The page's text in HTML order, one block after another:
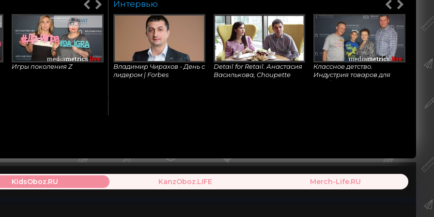
Последние тренды на
рынке детских товаров
Celebrate with us! 70 years
Spielwarenmesse
Выставка Spielwarenmesse
2019. Готовимся к работе!
Выставка Kids Russia 2018
Самые опасные игрушки
по версии Watch
«Тамагочи» перевыпустили
спустя 20 лет
Виртуальная реальность от
Alibaba Group
Ластики: секреты,
технологии и японские
шедевры
Игры поколения Z
Интервью
Владимир Чирахов - День с
лидером | Forbes
Detail for Retail. Анастасия
Василькова, Choupette
Классное детство.
Индустрия товаров для
детей в XXI веке
KidsOboz.RU KanzOboz.LIFE Merch-Life.RU